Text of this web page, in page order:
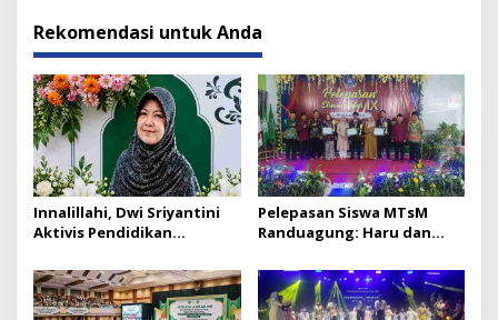
Rekomendasi untuk Anda
Innalillahi, Dwi Sriyantini
Aktivis Pendidikan
Pelepasan Siswa MTsM
Randuagung: Haru dan